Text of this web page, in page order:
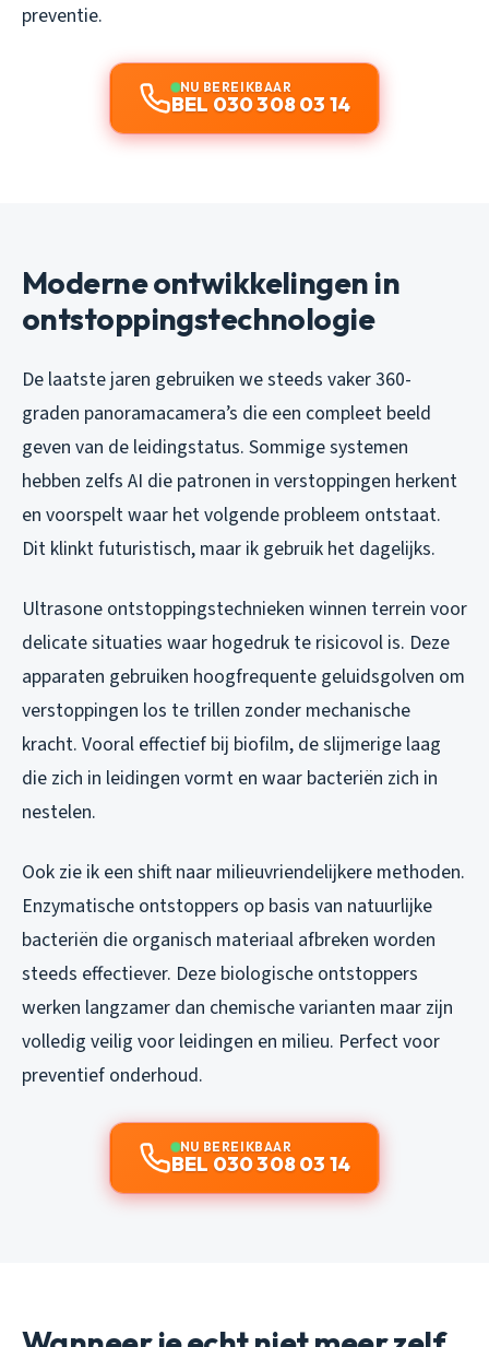
preventie.
NU BEREIKBAAR
BEL 030 308 03 14
Moderne ontwikkelingen in
ontstoppingstechnologie
De laatste jaren gebruiken we steeds vaker 360-
graden panoramacamera’s die een compleet beeld
geven van de leidingstatus. Sommige systemen
hebben zelfs AI die patronen in verstoppingen herkent
en voorspelt waar het volgende probleem ontstaat.
Dit klinkt futuristisch, maar ik gebruik het dagelijks.
Ultrasone ontstoppingstechnieken winnen terrein voor
delicate situaties waar hogedruk te risicovol is. Deze
apparaten gebruiken hoogfrequente geluidsgolven om
verstoppingen los te trillen zonder mechanische
kracht. Vooral effectief bij biofilm, de slijmerige laag
die zich in leidingen vormt en waar bacteriën zich in
nestelen.
Ook zie ik een shift naar milieuvriendelijkere methoden.
Enzymatische ontstoppers op basis van natuurlijke
bacteriën die organisch materiaal afbreken worden
steeds effectiever. Deze biologische ontstoppers
werken langzamer dan chemische varianten maar zijn
volledig veilig voor leidingen en milieu. Perfect voor
preventief onderhoud.
NU BEREIKBAAR
BEL 030 308 03 14